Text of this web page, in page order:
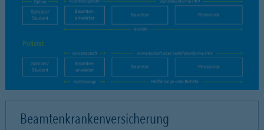
Beamtenkrankenversicherung